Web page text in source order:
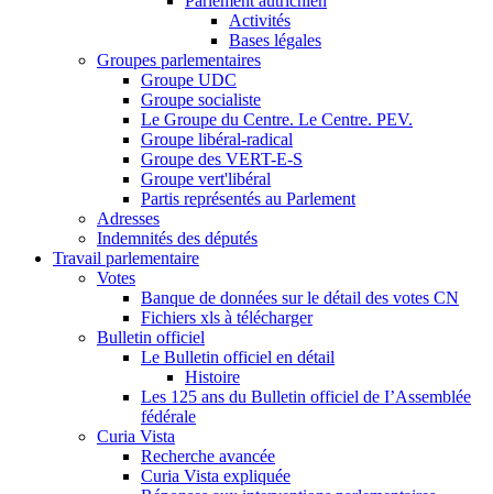
Activités
Bases légales
Groupes parlementaires
Groupe UDC
Groupe socialiste
Le Groupe du Centre. Le Centre. PEV.
Groupe libéral-radical
Groupe des VERT-E-S
Groupe vert'libéral
Partis représentés au Parlement
Adresses
Indemnités des députés
Travail parlementaire
Votes
Banque de données sur le détail des votes CN
Fichiers xls à télécharger
Bulletin officiel
Le Bulletin officiel en détail
Histoire
Les 125 ans du Bulletin officiel de I’Assemblée
fédérale
Curia Vista
Recherche avancée
Curia Vista expliquée